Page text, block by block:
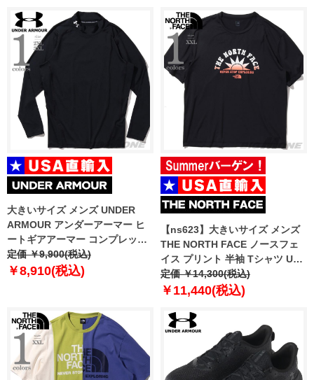
大きいサイズ メンズ UNDER
ARMOUR アンダーアーマー ヒ
ートギアアーマー コンプレッシ
ョン ロングスリーブ モック シャ
ツ USA直輸入 1369606-001
定価 ￥9,900(税込)
￥8,910(税込)
【ns623】大きいサイズ メンズ
THE NORTH FACE ノースフェ
イス プリント 半袖 Tシャツ USA
直輸入 nt7uq21a
定価 ￥14,300(税込)
￥11,440(税込)